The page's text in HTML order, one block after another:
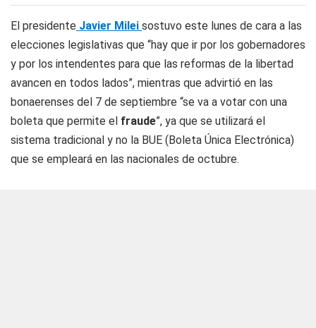
El presidente Javier Milei sostuvo este lunes de cara a las
elecciones legislativas que “hay que ir por los gobernadores
y por los intendentes para que las reformas de la libertad
avancen en todos lados”, mientras que advirtió en las
bonaerenses del 7 de septiembre “se va a votar con una
boleta que permite el fraude”, ya que se utilizará el
sistema tradicional y no la BUE (Boleta Única Electrónica)
que se empleará en las nacionales de octubre.